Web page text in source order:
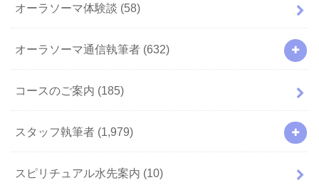
オーラソーマ体験談 (58)
オーラソーマ通信執筆者 (632)
コースのご案内 (185)
スタッフ執筆者 (1,979)
スピリチュアル水先案内 (10)